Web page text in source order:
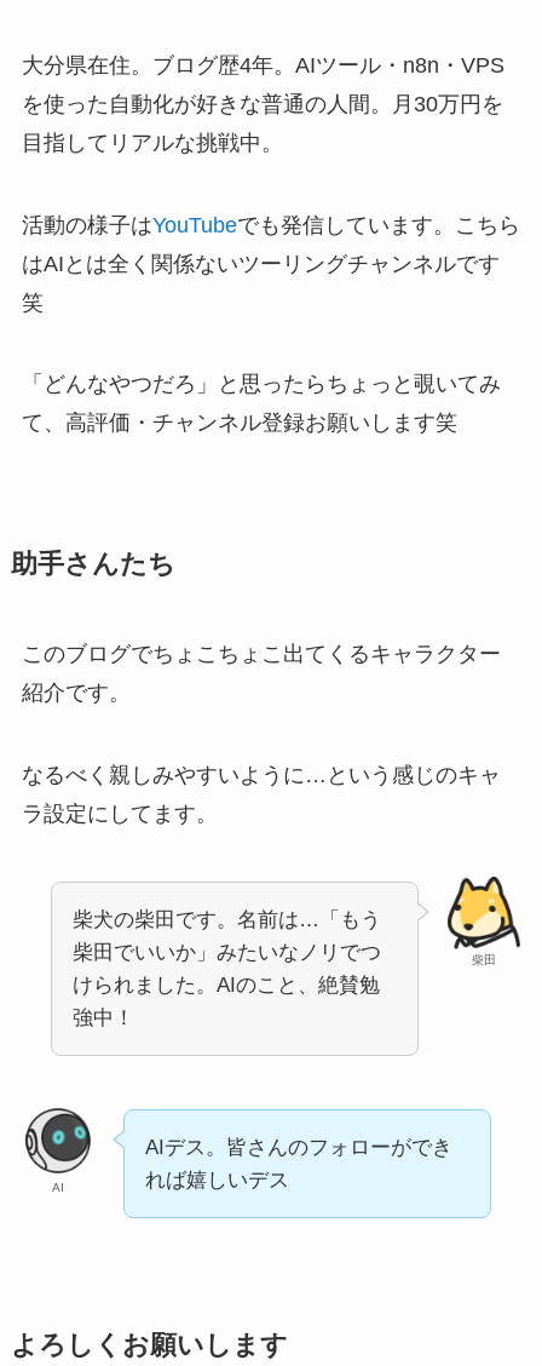
大分県在住。ブログ歴4年。AIツール・n8n・VPS
を使った自動化が好きな普通の人間。月30万円を
目指してリアルな挑戦中。
活動の様子はYouTubeでも発信しています。こちら
はAIとは全く関係ないツーリングチャンネルです
笑
「どんなやつだろ」と思ったらちょっと覗いてみ
て、高評価・チャンネル登録お願いします笑
助手さんたち
このブログでちょこちょこ出てくるキャラクター
紹介です。
なるべく親しみやすいように…という感じのキャ
ラ設定にしてます。
柴田
柴犬の柴田です。名前は…「もう
柴田でいいか」みたいなノリでつ
けられました。AIのこと、絶賛勉
強中！
AI
AIデス。皆さんのフォローができ
れば嬉しいデス
よろしくお願いします